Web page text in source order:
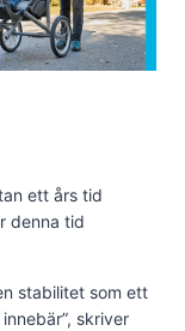
ett års tid
denna tid
stabilitet som ett
skriver